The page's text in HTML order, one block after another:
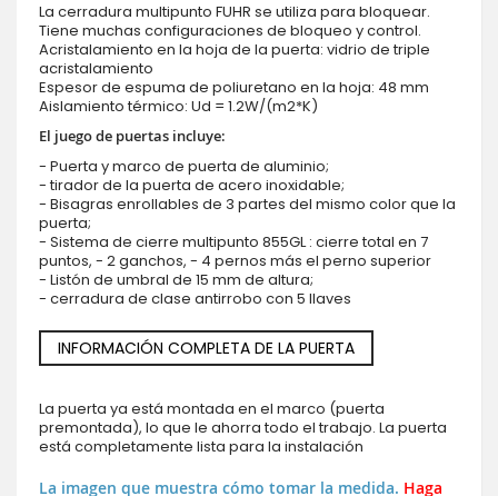
La cerradura multipunto FUHR se utiliza para bloquear.
Tiene muchas configuraciones de bloqueo y control.
Acristalamiento en la hoja de la puerta: vidrio de triple
acristalamiento
Espesor de espuma de poliuretano en la hoja: 48 mm
Aislamiento térmico: Ud = 1.2W/(m2*K)
El juego de puertas incluye:
- Puerta y marco de puerta de aluminio;
- tirador de la puerta de acero inoxidable;
- Bisagras enrollables de 3 partes del mismo color que la
puerta;
- Sistema de cierre multipunto 855GL : cierre total en 7
puntos, - 2 ganchos, - 4 pernos más el perno superior
- Listón de umbral de 15 mm de altura;
- cerradura de clase antirrobo con 5 llaves
INFORMACIÓN COMPLETA DE LA PUERTA
La puerta ya está montada en el marco (puerta
premontada), lo que le ahorra todo el trabajo. La puerta
está completamente lista para la instalación
La imagen que muestra cómo tomar la medida. Haga